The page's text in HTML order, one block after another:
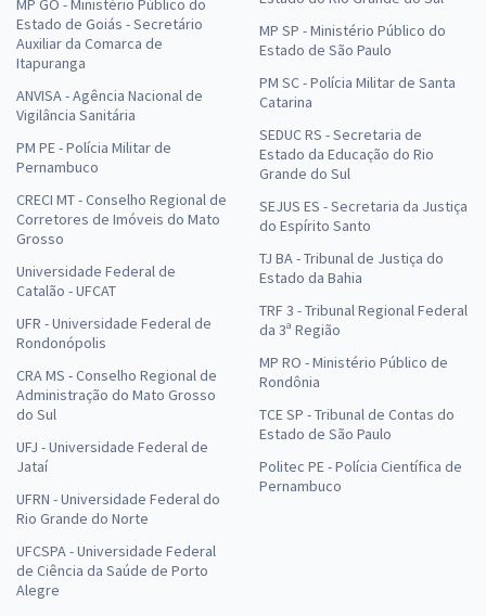
MP GO - Ministério Público do
Estado de Goiás - Secretário
Auxiliar da Comarca de
Itapuranga
ANVISA - Agência Nacional de
Vigilância Sanitária
PM PE - Polícia Militar de
Pernambuco
CRECI MT - Conselho Regional de
Corretores de Imóveis do Mato
Grosso
Universidade Federal de
Catalão - UFCAT
UFR - Universidade Federal de
Rondonópolis
CRA MS - Conselho Regional de
Administração do Mato Grosso
do Sul
UFJ - Universidade Federal de
Jataí
UFRN - Universidade Federal do
Rio Grande do Norte
UFCSPA - Universidade Federal
de Ciência da Saúde de Porto
Alegre
MP SP - Ministério Público do
Estado de São Paulo
PM SC - Polícia Militar de Santa
Catarina
SEDUC RS - Secretaria de
Estado da Educação do Rio
Grande do Sul
SEJUS ES - Secretaria da Justiça
do Espírito Santo
TJ BA - Tribunal de Justiça do
Estado da Bahia
TRF 3 - Tribunal Regional Federal
da 3ª Região
MP RO - Ministério Público de
Rondônia
TCE SP - Tribunal de Contas do
Estado de São Paulo
Politec PE - Polícia Científica de
Pernambuco